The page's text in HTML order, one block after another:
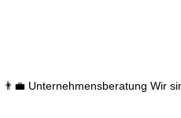
👨‍💼 Unternehmensberatung Wir